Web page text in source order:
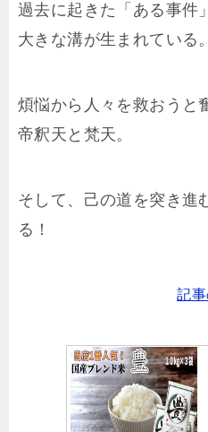
過去に起きた「ある事件
大きな溝が生まれている。
煩悩から人々を救おうと
帝釈天と梵天。
そして、己の道を突き進
る！
記